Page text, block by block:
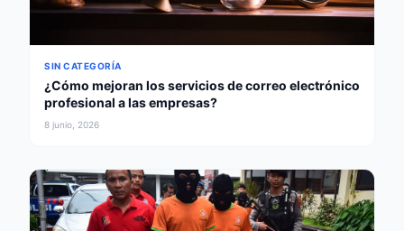
SIN CATEGORÍA
¿Cómo mejoran los servicios de correo electrónico
profesional a las empresas?
8 junio, 2026